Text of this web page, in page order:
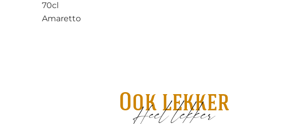
70cl
Amaretto
Ook lekker
Heel lekker